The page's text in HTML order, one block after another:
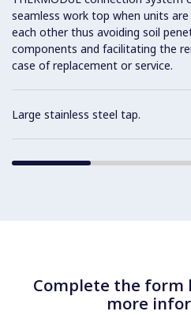
seamless work top when units
each other thus avoiding soil
components and facilitating the
case of replacement or service.
Large stainless steel tap.
Complete the form
more